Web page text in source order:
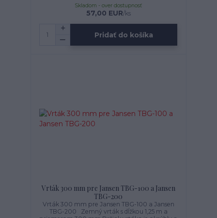
57,00 EUR/ks
Skladom - over dostupnosť
Pridať do košíka
Vrták 300 mm pre Jansen TBG-100 a Jansen
TBG-200
Vrták 300 mm pre Jansen TBG-100 a Jansen
TBG-200 Zemný vrták s dĺžkou 1,25 m a